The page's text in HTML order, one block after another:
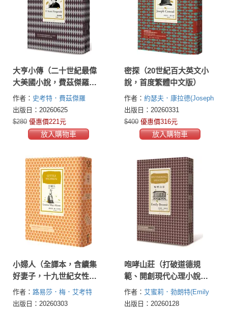
大亨小傳（二十世紀最偉
大美國小說，費茲傑羅畢
生藝術成就巔峰作）
作者： 史考特．費茲傑羅
(F.Scott Fitzgerald)
出版日：20260625
$280 優惠價221元
放入購物車
密探（20世紀百大英文小
說，首度繁體中文版）
作者： 約瑟夫．康拉德(Joseph
Conrad)
出版日：20260331
$400 優惠價316元
放入購物車
小婦人（全譯本，含續集
好妻子，十九世紀女性成
長文學里程碑之作）
作者： 路易莎．梅．艾考特
(Louisa May Alcott)
出版日：20260303
咆哮山莊（打破道德規
範、開創現代心理小說先
河的英國文學三大悲劇之
一）
作者： 艾蜜莉．勃朗特(Emily
Brontë)
出版日：20260128